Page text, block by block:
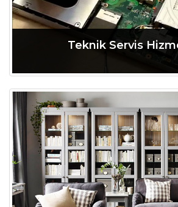
Teknik Servis
Tamamını Oku